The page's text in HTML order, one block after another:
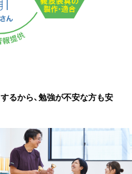
するから、勉強が不安な方も安